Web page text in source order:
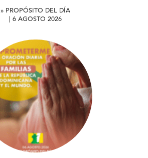
» PROPÓSITO DEL DÍA
| 6 AGOSTO 2026